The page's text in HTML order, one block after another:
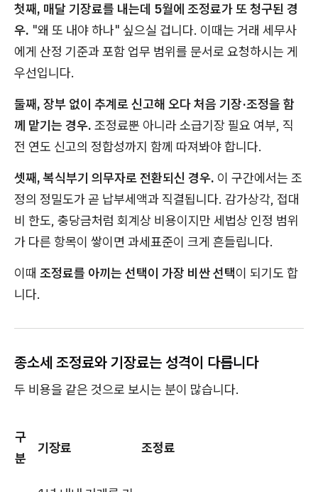
첫째, 매달 기장료를 내는데 5월에 조정료가 또 청구된 경
우. "왜 또 내야 하나" 싶으실 겁니다. 이때는 거래 세무사
에게 산정 기준과 포함 업무 범위를 문서로 요청하시는 게
우선입니다.
둘째, 장부 없이 추계로 신고해 오다 처음 기장·조정을 함
께 맡기는 경우. 조정료뿐 아니라 소급기장 필요 여부, 직
전 연도 신고의 정합성까지 함께 따져봐야 합니다.
셋째, 복식부기 의무자로 전환되신 경우. 이 구간에서는 조
정의 정밀도가 곧 납부세액과 직결됩니다. 감가상각, 접대
비 한도, 충당금처럼 회계상 비용이지만 세법상 인정 범위
가 다른 항목이 쌓이면 과세표준이 크게 흔들립니다.
이때 조정료를 아끼는 선택이 가장 비싼 선택이 되기도 합
니다.
종소세 조정료와 기장료는 성격이 다릅니다
두 비용을 같은 것으로 보시는 분이 많습니다.
구
분
기장료 조정료